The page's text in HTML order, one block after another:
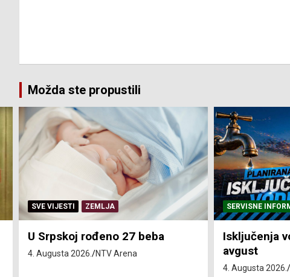
Možda ste propustili
SERVISNE INFORMACIJE
Isključenja vode – utorak 4.
avgust
SERVISNE
Isključenja
4. avgust
4. Augusta 2026.